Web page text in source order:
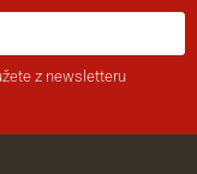
z newsletteru